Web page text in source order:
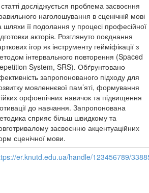
досліджується проблема засвоєння
наголошування в сценічній мові
шляхи її подолання у процесі професійної
акторів. Розглянуто поєднання
ігор як інструменту гейміфікації з
інтервального повторення (Spaced
System, SRS). Обґрунтовано
запропонованого підходу для
мовленнєвої пам’яті, формування
орфоепічних навичок та підвищення
до навчання. Запропонована
сприяє більш швидкому та
засвоєнню акцентуаційних
сценічної мови.
er.knutd.edu.ua/handle/123456789/